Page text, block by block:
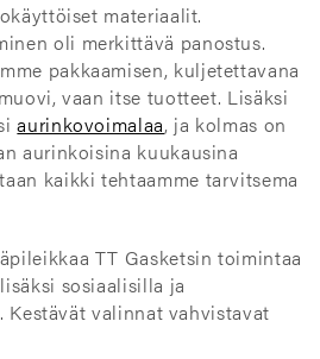
materiaalit.
oli merkittävä panostus.
pakkaamisen, kuljetettavana
vaan itse tuotteet. Lisäksi
aurinkovoimalaa, ja kolmas on
aurinkoisina kuukausina
kaikki tehtaamme tarvitsema
TT Gasketsin toimintaa
sosiaalisilla ja
valinnat vahvistavat